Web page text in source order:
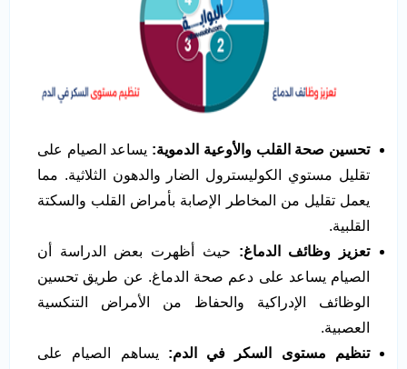
تحسين صحة القلب والأوعية الدموية: يساعد الصيام على
تقليل مستوي الكوليسترول الضار والدهون الثلاثية. مما
يعمل تقليل من المخاطر الإصابة بأمراض القلب والسكتة
القلبية.
تعزيز وظائف الدماغ: حيث أظهرت بعض الدراسة أن
الصيام يساعد على دعم صحة الدماغ. عن طريق تحسين
الوظائف الإدراكية والحفاظ من الأمراض التنكسية
العصبية.
تنظيم مستوى السكر في الدم: يساهم الصيام على